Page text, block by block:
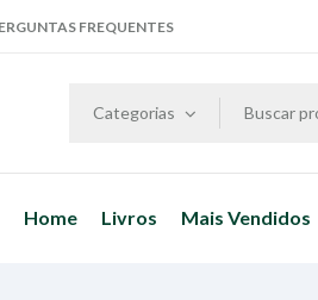
FREQUENTES
Categorias
Home Livros Mais Vendidos